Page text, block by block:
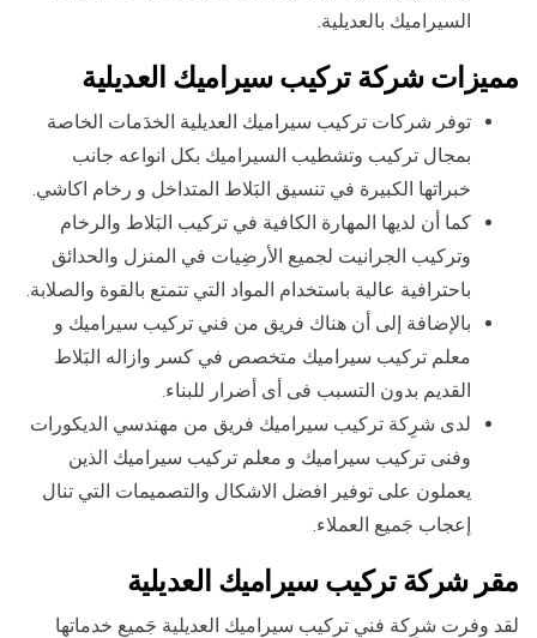
السيراميك بالعديلية.
مميزات شركة تركيب سيراميك العديلية
توفر شركات تركيب سيراميك العديلية الخدَمات الخاصة
بمجال تركيب وتشطيب السيراميك بكل انواعه جانب
خبراتها الكبيرة في تنسيق البَلاط المتداخل و رخام اكاشي.
كما أن لديها المهارة الكافية في تركيب البَلاط والرخام
وتركيب الجرانيت لجميع الأرضِيات في المنزل والحدائق
باحترافية عالية باستخدام المواد التي تتمتع بالقوة والصلابة.
بالإضافة إلى أن هناك فريق من فني تركيب سيراميك و
معلم تركيب سيراميك متخصص في كسر وازاله البَلاط
القديم بدون التسبب فى أى أضرار للبناء.
لدى شرِكة تركيب سيراميك فريق من مهندسي الديكورات
وفنى تركيب سيراميك و معلم تركيب سيراميك الذين
يعملون على توفير افضل الاشكال والتصميمات التي تنال
إعجاب جَميع العملاء.
مقر شركة تركيب سيراميك العديلية
لقد وفرت شرِكة فني تركيب سيراميك العديلية جَميع خدماتها